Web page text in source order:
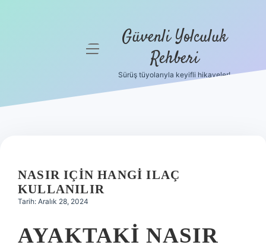
Hakkımızda
menüyü Güvenli Yolculuk
Rehberi
Sürüş tüyolarıyla keyifli hikayeler!
NASIR IÇIN HANGI ILAÇ
KULLANILIR
Tarih: Aralık 28, 2024
AYAKTAKI NASIR